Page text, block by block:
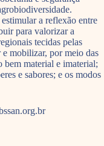
a reflexão entre
para valorizar a
tecidas pelas
e mobilizar, por meio das
bem material e imaterial;
e sabores; e os modos